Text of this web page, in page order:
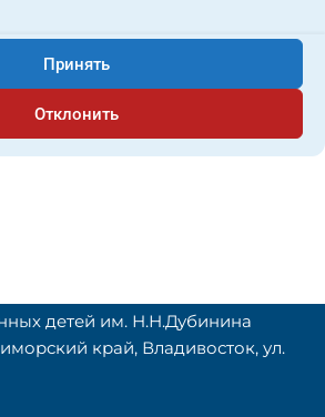
Принять
Отклонить
детей им. Н.Н.Дубинина
край, Владивосток, ул.